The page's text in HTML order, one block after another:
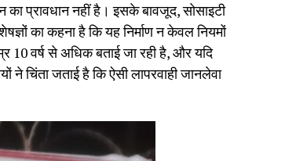
का प्रावधान नहीं है। इसके बावजूद, सोसाइटी
का कहना है कि यह निर्माण न केवल नियमों
10 वर्ष से अधिक बताई जा रही है, और यदि
ने चिंता जताई है कि ऐसी लापरवाही जानलेवा